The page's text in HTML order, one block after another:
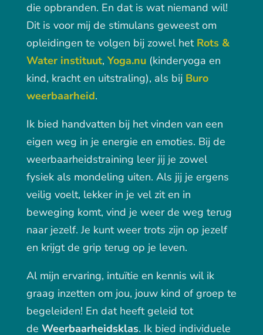
die opbranden. En dat is wat niemand wil!
Dit is voor mij de stimulans geweest om
opleidingen te volgen bij zowel het Rots &
Water instituut,Yoga.nu (kinderyoga en
kind, kracht en uitstraling), als bij Buro
weerbaarheid.
Ik bied handvatten bij het vinden van een
eigen weg in je energie en emoties. Bij de
weerbaarheidstraining leer jij je zowel
fysiek als mondeling uiten. Als jij je ergens
veilig voelt, lekker in je vel zit en in
beweging komt, vind je weer de weg terug
naar jezelf. Je kunt weer trots zijn op jezelf
en krijgt de grip terug op je leven.
Al mijn ervaring, intuïtie en kennis wil ik
graag inzetten om jou, jouw kind of groep te
begeleiden! En dat heeft geleid tot
de Weerbaarheidsklas. Ik bied individuele